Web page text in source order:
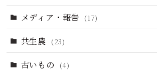
メディア・報告 (17)
共生農 (23)
古いもの (4)